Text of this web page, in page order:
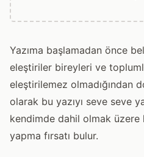
Yazıma başlamadan önce
eleştiriler bireyleri ve
eleştirilemez olmadığından
olarak bu yazıyı seve seve
kendimde dahil olmak
yapma fırsatı bulur.